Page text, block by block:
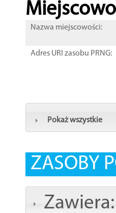
Nazwa miejscowości:
Adres URI zasobu PRNG:
Pokaż wszystkie
ZASOBY
Zawiera: